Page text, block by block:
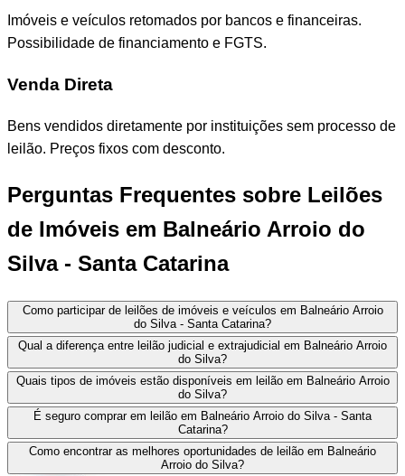
Imóveis e veículos retomados por bancos e financeiras.
Possibilidade de financiamento e FGTS.
Venda Direta
Bens vendidos diretamente por instituições sem processo de
leilão. Preços fixos com desconto.
Perguntas Frequentes sobre Leilões
de Imóveis em Balneário Arroio do
Silva - Santa Catarina
Como participar de leilões de imóveis e veículos em Balneário Arroio
do Silva - Santa Catarina?
Qual a diferença entre leilão judicial e extrajudicial em Balneário Arroio
do Silva?
Quais tipos de imóveis estão disponíveis em leilão em Balneário Arroio
do Silva?
É seguro comprar em leilão em Balneário Arroio do Silva - Santa
Catarina?
Como encontrar as melhores oportunidades de leilão em Balneário
Arroio do Silva?